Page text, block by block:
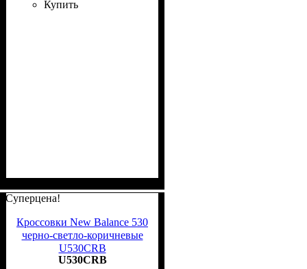
Купить
Суперцена!
Кроссовки New Balance 530
черно-светло-коричневые
U530CRB
U530CRB